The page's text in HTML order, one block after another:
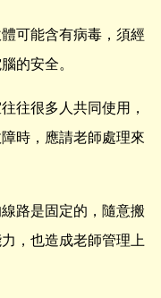
可能含有病毒，須經
的安全。
往很多人共同使用，
時，應請老師處理來
路是固定的，隨意搬
，也造成老師管理上